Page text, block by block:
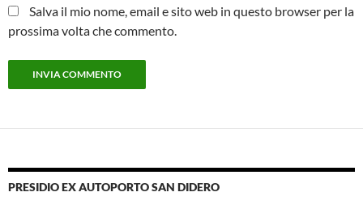
Salva il mio nome, email e sito web in questo browser per la
prossima volta che commento.
PRESIDIO EX AUTOPORTO SAN DIDERO